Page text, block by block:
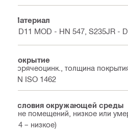
Материал
DD11 MOD - HN 547, S235JR -
Покрытие
Горячеоцинк., толщина
EN ISO 1462
Условия окружающей среды
Вне помещений, низкое или
C4 – низкое)